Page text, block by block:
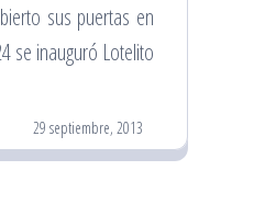
sus puertas en
se inauguró Lotelito
29 septiembre, 2013